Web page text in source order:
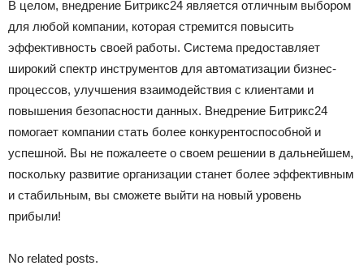
В целом, внедрение Битрикс24 является отличным выбором
для любой компании, которая стремится повысить
эффективность своей работы. Система предоставляет
широкий спектр инструментов для автоматизации бизнес-
процессов, улучшения взаимодействия с клиентами и
повышения безопасности данных. Внедрение Битрикс24
помогает компании стать более конкурентоспособной и
успешной. Вы не пожалеете о своем решении в дальнейшем,
поскольку развитие организации станет более эффективным
и стабильным, вы сможете выйти на новый уровень
прибыли!
No related posts.